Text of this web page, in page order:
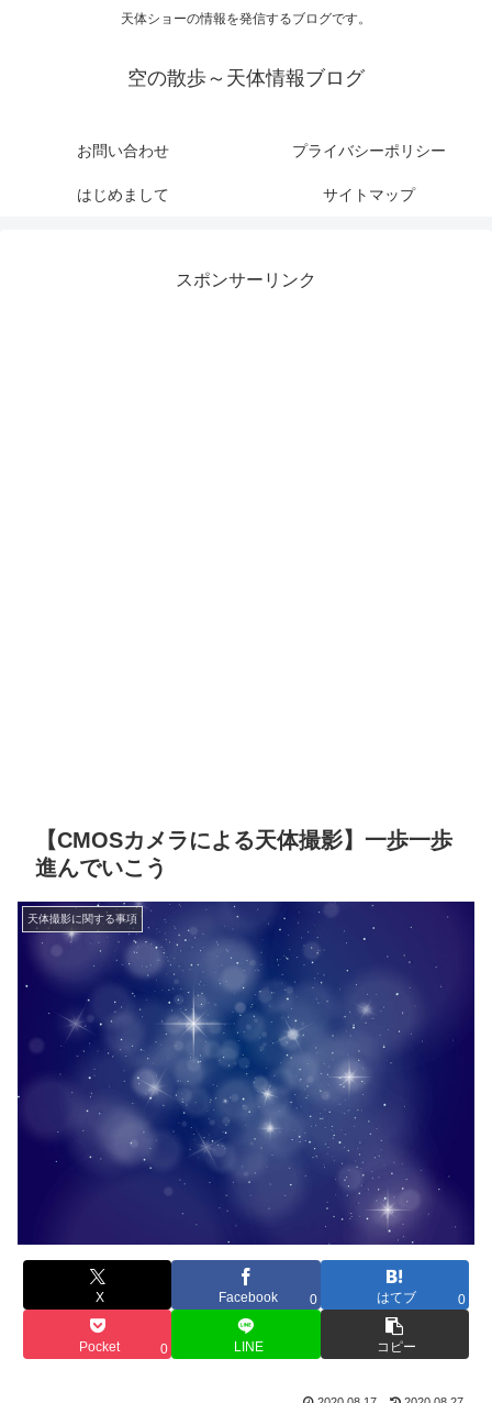
天体ショーの情報を発信するブログです。
空の散歩～天体情報ブログ
お問い合わせ プライバシーポリシー
はじめまして サイトマップ
スポンサーリンク
【CMOSカメラによる天体撮影】一歩一歩
進んでいこう
天体撮影に関する事項
X Facebook 0 はてブ 0
Pocket 0 LINE コピー